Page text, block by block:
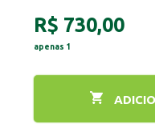
R$ 730,00
apenas 1